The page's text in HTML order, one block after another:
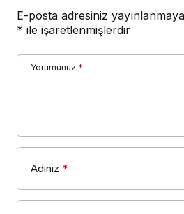
E-posta adresiniz
* ile işaretlenmişlerdir
Yorumunuz *
Adınız *